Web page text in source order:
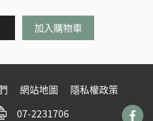
加入購物車
網站地圖
隱私權政策
07-2231706